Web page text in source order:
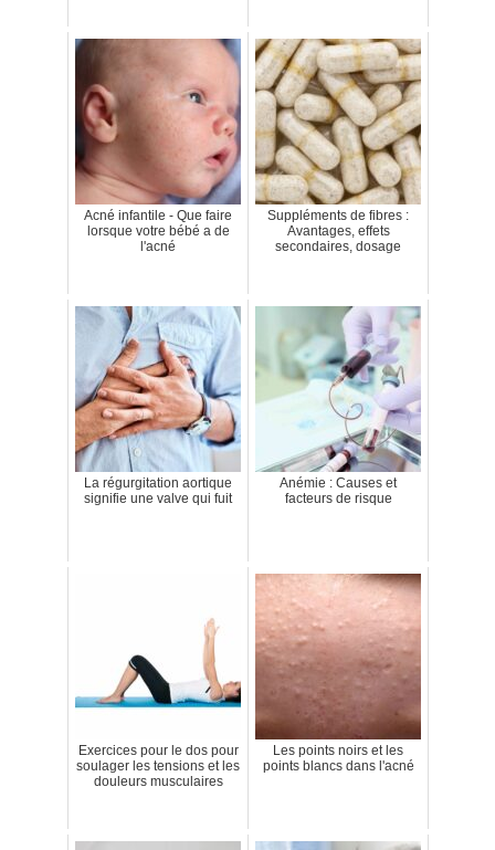
Acné infantile - Que faire
lorsque votre bébé a de
l'acné
Suppléments de fibres :
Avantages, effets
secondaires, dosage
La régurgitation aortique
signifie une valve qui fuit
Anémie : Causes et
facteurs de risque
Exercices pour le dos pour
soulager les tensions et les
douleurs musculaires
Les points noirs et les
points blancs dans l'acné